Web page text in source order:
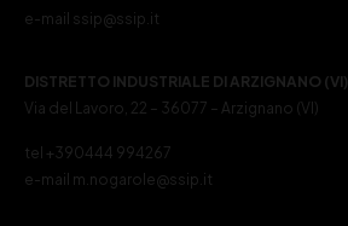
e-mail ssip@ssip.it
DISTRETTO INDUSTRIALE DI ARZIGNANO (VI)
Via del Lavoro, 22 – 36077 – Arzignano (VI)
tel +390444 994267
e-mail m.nogarole@ssip.it